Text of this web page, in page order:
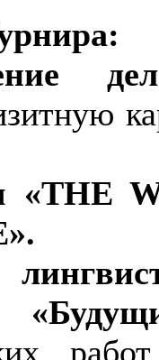
«THE